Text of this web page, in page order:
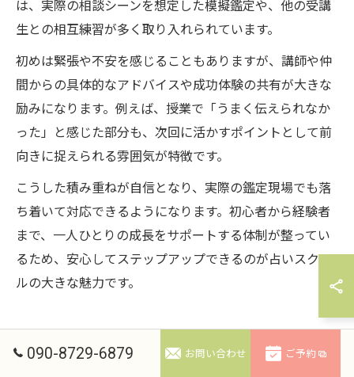
は、実際の相談シーンを想定した模擬鑑定や、他の受講
生との相互練習が多く取り入れられています。
初めは緊張や不安を感じることもありますが、講師や仲
間からの具体的なアドバイスや成功体験の共有が大きな
励みになります。例えば、授業で「うまく伝えられなか
った」と感じた部分も、次回に活かすポイントとして前
向きに捉えられる雰囲気が特徴です。
こうした積み重ねが自信となり、実際の鑑定現場でも落
ち着いて対応できるようになります。初心者から経験者
まで、一人ひとりの成長をサポートする体制が整ってい
るため、安心してステップアップできるのが占いスクー
ルの大きな魅力です。
090-8729-6879 お問い合わせ ご予約